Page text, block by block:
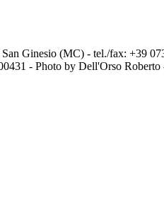
Ginesio (MC) - tel./fax: +39
- Photo by Dell'Orso Roberto